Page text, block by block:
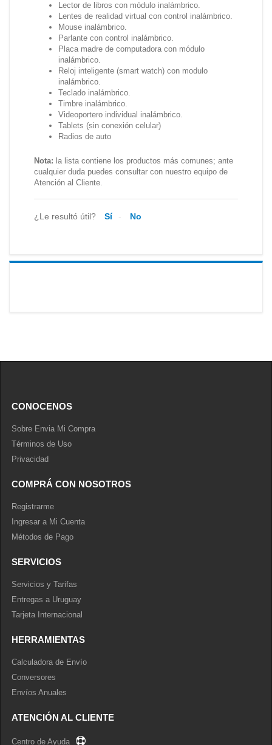
Lector de libros con módulo inalámbrico.
Lentes de realidad virtual con control inalámbrico.
Mouse inalámbrico.
Parlante con control inalámbrico.
Placa madre de computadora con módulo
inalámbrico.
Reloj inteligente (smart watch) con modulo
inalámbrico.
Teclado inalámbrico.
Timbre inalámbrico.
Videoportero individual inalámbrico.
Tablets (sin conexión celular)
Radios de auto
Nota: la lista contiene los productos más comunes; ante
cualquier duda puedes consultar con nuestro equipo de
Atención al Cliente.
¿Le resultó útil? Sí No
CONOCENOS
Sobre Envia Mi Compra
Términos de Uso
Privacidad
COMPRÁ CON NOSOTROS
Registrarme
Ingresar a Mi Cuenta
Métodos de Pago
SERVICIOS
Servicios y Tarifas
Entregas a Uruguay
Tarjeta Internacional
HERRAMIENTAS
Calculadora de Envío
Conversores
Envíos Anuales
ATENCIÓN AL CLIENTE
Centro de Ayuda